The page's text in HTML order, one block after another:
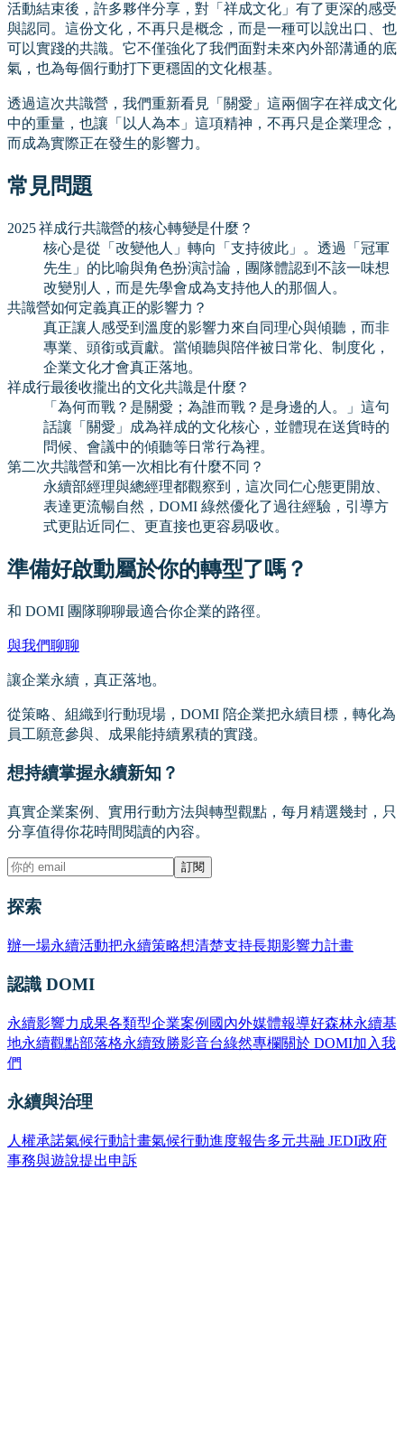
活動結束後，許多夥伴分享，對「祥成文化」有了更深的感受
與認同。這份文化，不再只是概念，而是一種可以說出口、也
可以實踐的共識。它不僅強化了我們面對未來內外部溝通的底
氣，也為每個行動打下更穩固的文化根基。
透過這次共識營，我們重新看見「關愛」這兩個字在祥成文化
中的重量，也讓「以人為本」這項精神，不再只是企業理念，
而成為實際正在發生的影響力。
常見問題
2025 祥成行共識營的核心轉變是什麼？
核心是從「改變他人」轉向「支持彼此」。透過「冠軍
先生」的比喻與角色扮演討論，團隊體認到不該一味想
改變別人，而是先學會成為支持他人的那個人。
共識營如何定義真正的影響力？
真正讓人感受到溫度的影響力來自同理心與傾聽，而非
專業、頭銜或貢獻。當傾聽與陪伴被日常化、制度化，
企業文化才會真正落地。
祥成行最後收攏出的文化共識是什麼？
「為何而戰？是關愛；為誰而戰？是身邊的人。」這句
話讓「關愛」成為祥成的文化核心，並體現在送貨時的
問候、會議中的傾聽等日常行為裡。
第二次共識營和第一次相比有什麼不同？
永續部經理與總經理都觀察到，這次同仁心態更開放、
表達更流暢自然，DOMI 綠然優化了過往經驗，引導方
式更貼近同仁、更直接也更容易吸收。
準備好啟動屬於你的轉型了嗎？
和 DOMI 團隊聊聊最適合你企業的路徑。
與我們聊聊
讓企業永續，真正落地。
從策略、組織到行動現場，DOMI 陪企業把永續目標，轉化為
員工願意參與、成果能持續累積的實踐。
想持續掌握永續新知？
真實企業案例、實用行動方法與轉型觀點，每月精選幾封，只
分享值得你花時間閱讀的內容。
訂閱
探索
辦一場永續活動把永續策略想清楚支持長期影響力計畫
認識 DOMI
永續影響力成果各類型企業案例 國內外媒體報導好森林永續基
地永續觀點部落格永續致勝影音台綠然專欄關於 DOMI加入我
們
永續與治理
人權承諾氣候行動計畫氣候行動進度報告多元共融 JEDI政府
事務與遊說提出申訴